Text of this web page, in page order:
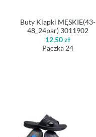
Buty Klapki MĘSKIE(43-
48_24par) 3011902
12,50zł
Paczka 24